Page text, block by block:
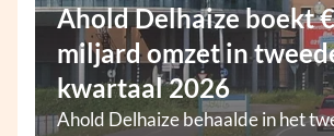
Ahold Delhaize boekt
miljard omzet in
kwartaal 2026
Ahold Delhaize behaalde in het